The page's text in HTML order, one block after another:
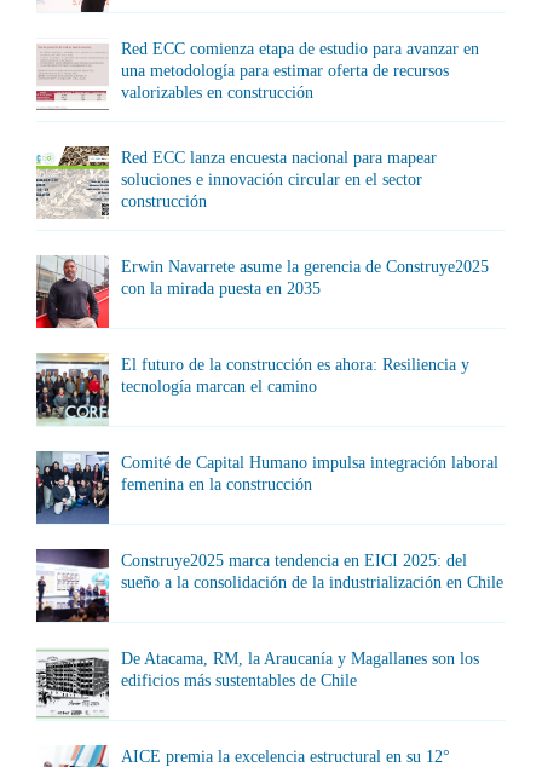
Red ECC comienza etapa de estudio para avanzar en
una metodología para estimar oferta de recursos
valorizables en construcción
Red ECC lanza encuesta nacional para mapear
soluciones e innovación circular en el sector
construcción
Erwin Navarrete asume la gerencia de Construye2025
con la mirada puesta en 2035
El futuro de la construcción es ahora: Resiliencia y
tecnología marcan el camino
Comité de Capital Humano impulsa integración laboral
femenina en la construcción
Construye2025 marca tendencia en EICI 2025: del
sueño a la consolidación de la industrialización en Chile
De Atacama, RM, la Araucanía y Magallanes son los
edificios más sustentables de Chile
AICE premia la excelencia estructural en su 12°